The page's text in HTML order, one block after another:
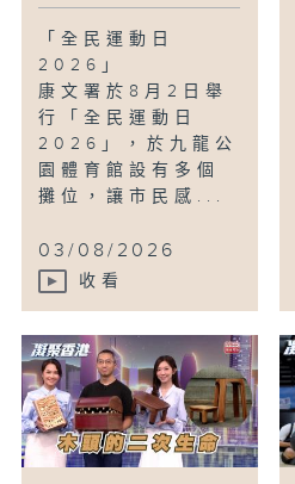
「全民運動日
2026」
康文署於8月2日舉
行「全民運動日
2026」，於九龍公
園體育館設有多個
攤位，讓市民感...
03/08/2026
收看